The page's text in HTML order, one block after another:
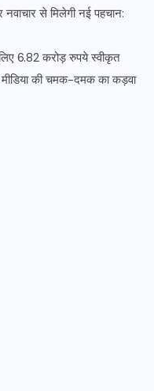
से मिलेगी नई पहचान:
6.82 करोड़ रुपये स्वीकृत
की चमक-दमक का कड़वा